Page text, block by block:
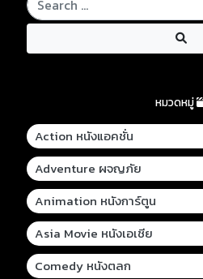
หมวดหมู่
Action หนังแอคชั่น
Adventure ผจญภัย
Animation หนังการ์ตูน
Asia Movie หนังเอเชีย
Comedy หนังตลก